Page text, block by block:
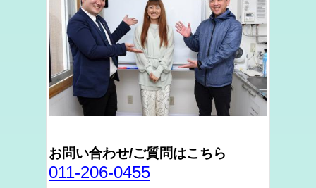
お問い合わせ/ご質問はこちら
011-206-0455